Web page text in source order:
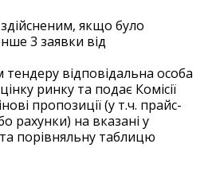
якщо було
3 заявки від
відповідальна особа
ринку та подає Комісії
пропозиції (у т.ч. прайс-
рахунки) на вказані у
порівняльну таблицю